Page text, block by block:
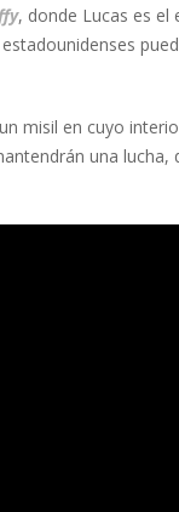
, donde Lucas es el
misil en cuyo
una